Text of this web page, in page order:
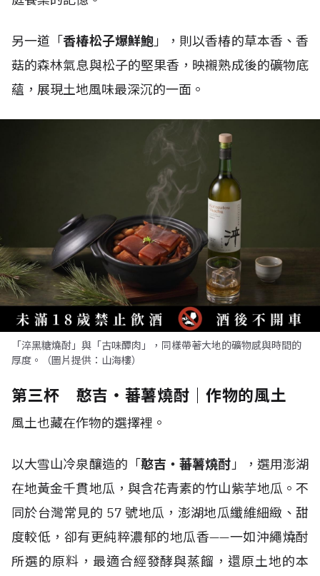
另一道「香椿松子爆鮮鮑」，則以香椿的草本香、香
菇的森林氣息與松子的堅果香，映襯熟成後的礦物底
蘊，展現土地風味最深沉的一面。
「淬黑糖燒酎」與「古味醰肉」，同樣帶著大地的礦物感與時間的
厚度。（圖片提供：山海樓）
第三杯 憨吉・蕃薯燒酎｜作物的風土
風土也藏在作物的選擇裡。
以大雪山冷泉釀造的「憨吉・蕃薯燒酎」，選用澎湖
在地黃金千貫地瓜，與含花青素的竹山紫芋地瓜。不
同於台灣常見的 57 號地瓜，澎湖地瓜纖維細緻、甜
度較低，卻有更純粹濃郁的地瓜香——一如沖繩燒酎
所選的原料，最適合經發酵與蒸餾，還原土地的本